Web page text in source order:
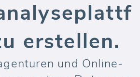
erstellen.
und Online-